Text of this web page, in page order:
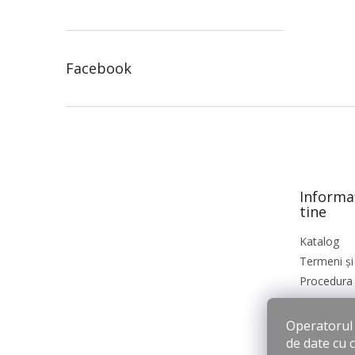
Operatorul
de date cu
Facebook
tine
Katalog
Termeni